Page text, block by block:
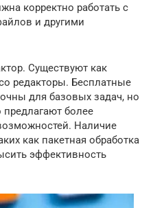
корректно работать с
и другими
Существуют как
редакторы. Бесплатные
для базовых задач, но
более
Наличие
как пакетная обработка
эффективность